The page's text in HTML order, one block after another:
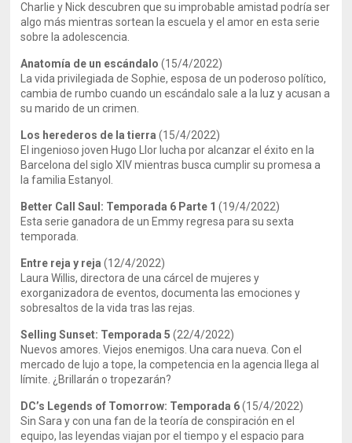
Charlie y Nick descubren que su improbable amistad podría ser
algo más mientras sortean la escuela y el amor en esta serie
sobre la adolescencia.
Anatomía de un escándalo (15/4/2022)
La vida privilegiada de Sophie, esposa de un poderoso político,
cambia de rumbo cuando un escándalo sale a la luz y acusan a
su marido de un crimen.
Los herederos de la tierra (15/4/2022)
El ingenioso joven Hugo Llor lucha por alcanzar el éxito en la
Barcelona del siglo XIV mientras busca cumplir su promesa a
la familia Estanyol.
Better Call Saul: Temporada 6 Parte 1 (19/4/2022)
Esta serie ganadora de un Emmy regresa para su sexta
temporada.
Entre reja y reja (12/4/2022)
Laura Willis, directora de una cárcel de mujeres y
exorganizadora de eventos, documenta las emociones y
sobresaltos de la vida tras las rejas.
Selling Sunset: Temporada 5 (22/4/2022)
Nuevos amores. Viejos enemigos. Una cara nueva. Con el
mercado de lujo a tope, la competencia en la agencia llega al
límite. ¿Brillarán o tropezarán?
DC’s Legends of Tomorrow: Temporada 6(15/4/2022)
Sin Sara y con una fan de la teoría de conspiración en el
equipo, las leyendas viajan por el tiempo y el espacio para